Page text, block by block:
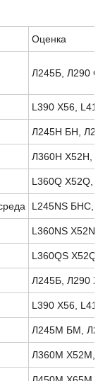
Оценка
Л245Б, Л290
L390 X56, L415
Л245Н БН,
Л360Н Х52Н,
L360Q X52Q,
L245NS БНС,
L360NS X52NS,
L360QS X52QS,
Л245Б, Л290
L390 X56, L415
Л245М БМ,
Л360М Х52М,